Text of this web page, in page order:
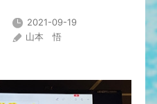
2021-09-19
山本 悟